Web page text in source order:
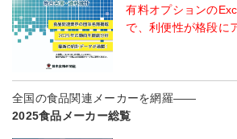
有料オプションの
で、利便性が格段に
全国の食品関連メーカーを網羅――
2025食品メーカー総覧